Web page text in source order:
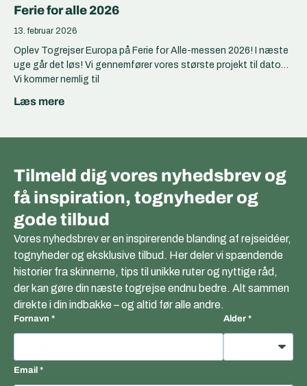
Ferie for alle 2026
13. februar 2026
Oplev Togrejser Europa på Ferie for Alle-messen 2026! I næste
uge går det løs! Vi gennemfører vores største projekt til dato…
Vi kommer nemlig til
Læs mere
Tilmeld dig vores nyhedsbrev og
få inspiration, tognyheder og
gode tilbud
Vores nyhedsbrev er en inspirerende blanding af rejseidéer,
tognyheder og eksklusive tilbud. Her deler vi spændende
historier fra skinnerne, tips til unikke ruter og nyttige råd,
der kan gøre din næste togrejse endnu bedre. Alt sammen
direkte i din indbakke – og altid før alle andre.
Fornavn Alder
Email